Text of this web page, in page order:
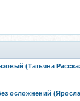
(Татьяна
осложнений